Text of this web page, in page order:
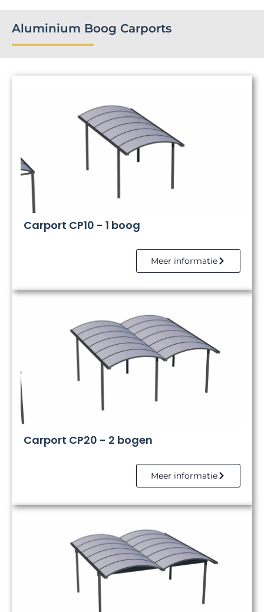
Aluminium Boog Carports
Carport CP10 - 1 boog
Meer informatie
Carport CP20 - 2 bogen
Meer informatie